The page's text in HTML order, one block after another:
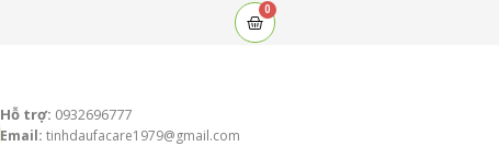
0
Cart
Hỗ trợ: 0932696777
Email: tinhdaufacare1979@gmail.com